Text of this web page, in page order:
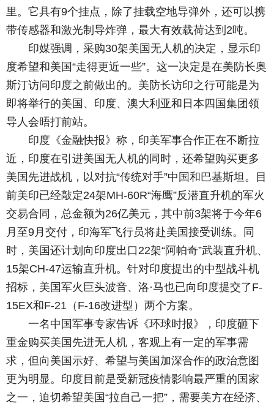
里。它具有9个挂点，除了挂载空地导弹外，还可以携
带传感器和激光制导炸弹，最大有效载荷达到2吨。
印媒强调，采购30架美国无人机的决定，显示印
度希望和美国“走得更近一些”。这一决定是在美防长奥
斯汀访问印度之前做出的。美防长访印之行可能是为
即将举行的美国、印度、澳大利亚和日本四国集团领
导人会晤打前站。
印度《金融快报》称，印美军事合作正在不断拉
近，印度在引进美国无人机的同时，还希望购买更多
美国先进战机，以对抗“传统对手”中国和巴基斯坦。目
前美印已经敲定24架MH-60R“海鹰”反潜直升机的军火
交易合同，总金额为26亿美元，其中前3架将于今年6
月至9月交付，印海军飞行员将赴美国接受训练。同
时，美国还计划向印度出口22架“阿帕奇”武装直升机、
15架CH-47运输直升机。针对印度提出的中型战斗机
招标，美国军火巨头波音、洛·马也已向印度提交了F-
15EX和F-21（F-16改进型）两个方案。
一名中国军事专家告诉《环球时报》，印度砸下
重金购买美国先进无人机，客观上有一定的军事需
求，但向美国示好、希望与美国加深合作的政治意图
更为明显。印度目前是受新冠疫情影响最严重的国家
之一，迫切希望美国“拉自己一把”，需要美方在经济、